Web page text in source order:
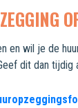
en wil je de
dit dan tijdig